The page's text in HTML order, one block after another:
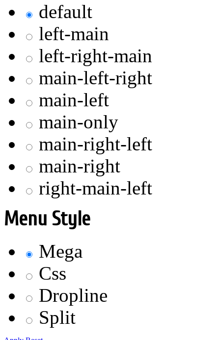
default
left-main
left-right-main
main-left-right
main-left
main-only
main-right-left
main-right
right-main-left
Menu Style
Mega
Css
Dropline
Split